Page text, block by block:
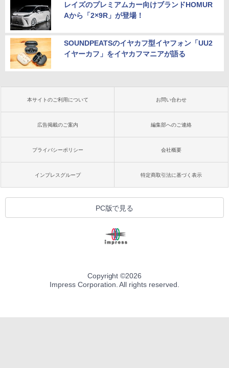
レイズのプレミアムカー向けブランドHOMUR
Aから「2×9R」が登場！
SOUNDPEATSのイヤカフ型イヤフォン「UU2
イヤーカフ」をイヤカフマニアが語る
本サイトのご利用について お問い合わせ
広告掲載のご案内 編集部へのご連絡
プライバシーポリシー 会社概要
インプレスグループ 特定商取引法に基づく表示
PC版で見る
Copyright ©2026
Impress Corporation. All rights reserved.